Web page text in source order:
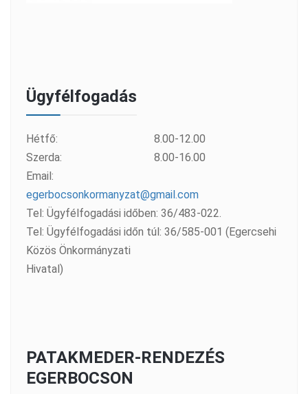
Ügyfélfogadás
Hétfő:
8.00-12.00
Szerda:
8.00-16.00
Email:
egerbocsonkormanyzat@gmail.com
Tel: Ügyfélfogadási időben: 36/483-022.
Tel: Ügyfélfogadási időn túl: 36/585-001 (Egercsehi
Közös Önkormányzati
Hivatal)
PATAKMEDER-RENDEZÉS
EGERBOCSON